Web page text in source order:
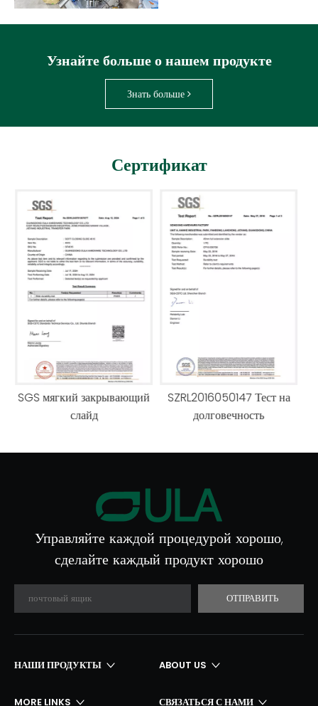
Узнайте больше о нашем продукте
Знать больше
Сертификат
SZRL2016050147 Тест на
долговечность
SZRL2016050148 Тест на
тягу
Управляйте каждой процедурой хорошо,
сделайте каждый продукт хорошо
ОТПРАВИТЬ
НАШИ ПРОДУКТЫ​​​​​​​ ABOUT US
MORE LINKS СВЯЗАТЬСЯ С НАМИ